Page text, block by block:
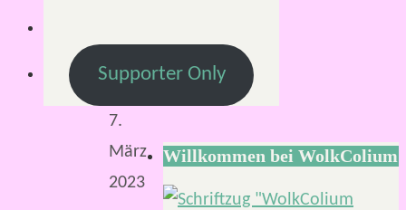
7.
März
2023
Supporter Only
Willkommen bei WolkColium